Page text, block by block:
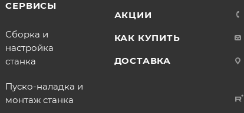
СЕРВИСЫ
Сборка и
настройка
станка
Пуско-наладка и
монтаж станка
АКЦИИ
КАК КУПИТЬ
ДОСТАВКА